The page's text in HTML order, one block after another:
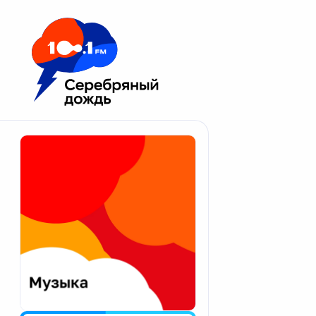
Москва 100.1 FM
Апатиты
Екатеринбург
Калининград
Калуга